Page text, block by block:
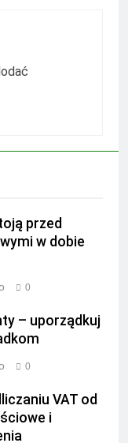
przed
w dobie
0
– uporządkuj
0
VAT od
i